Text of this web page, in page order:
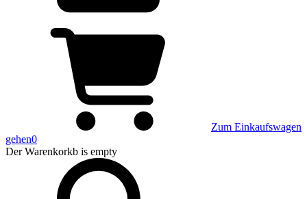
Zum Einkaufswagen
gehen0
Der Warenkorkb is empty